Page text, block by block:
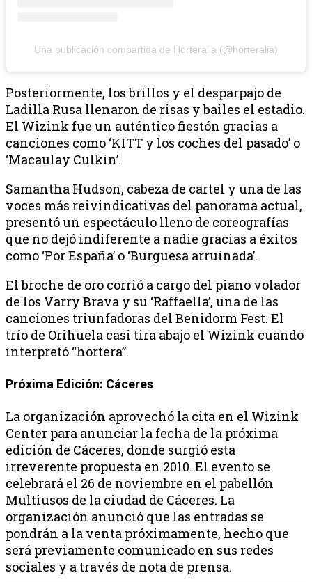
Una publicación compartida de Horteralia (@horteralia)
Posteriormente, los brillos y el desparpajo de
Ladilla Rusa llenaron de risas y bailes el estadio.
El Wizink fue un auténtico fiestón gracias a
canciones como ‘KITT y los coches del pasado’ o
‘Macaulay Culkin’.
Samantha Hudson, cabeza de cartel y una de las
voces más reivindicativas del panorama actual,
presentó un espectáculo lleno de coreografías
que no dejó indiferente a nadie gracias a éxitos
como ‘Por España’ o ‘Burguesa arruinada’.
El broche de oro corrió a cargo del piano volador
de los Varry Brava y su ‘Raffaella’, una de las
canciones triunfadoras del Benidorm Fest. El
trío de Orihuela casi tira abajo el Wizink cuando
interpretó “hortera”.
Próxima Edición: Cáceres
La organización aprovechó la cita en el Wizink
Center para anunciar la fecha de la próxima
edición de Cáceres, donde surgió esta
irreverente propuesta en 2010. El evento se
celebrará el 26 de noviembre en el pabellón
Multiusos de la ciudad de Cáceres. La
organización anunció que las entradas se
pondrán a la venta próximamente, hecho que
será previamente comunicado en sus redes
sociales y a través de nota de prensa.